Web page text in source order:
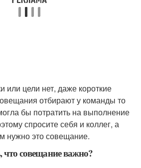
или цели нет, даже короткие
отбирают у команды то
бы потратить на выполнение
спросите себя и коллег, а
нужно это совещание.
что совещание важно?